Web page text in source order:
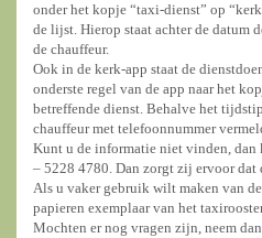
onder het kopje “taxi-dienst” op
de lijst. Hierop staat achter de datum
de chauffeur.
Ook in de kerk-app staat de
onderste regel van de app naar het
betreffende dienst. Behalve het
chauffeur met telefoonnummer
Kunt u de informatie niet vinden,
– 5228 4780. Dan zorgt zij ervoor
Als u vaker gebruik wilt maken van
papieren exemplaar van het
Mochten er nog vragen zijn, neem